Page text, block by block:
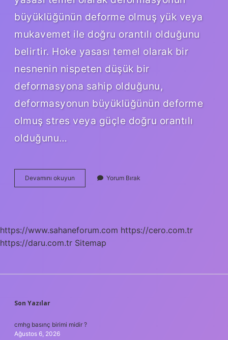
büyüklüğünün deforme olmuş yük veya
mukavemet ile doğru orantılı olduğunu
belirtir. Hoke yasası temel olarak bir
nesnenin nispeten düşük bir
deformasyona sahip olduğunu,
deformasyonun büyüklüğünün deforme
olmuş stres veya güçle doğru orantılı
olduğunu…
Devamını okuyun Orantılılık
Sınırı
Yorum Bırak
https://www.sahaneforum.com https://cero.com.tr
https://daru.com.tr Sitemap
SIDEBAR
Son Yazılar
cmhg basınç birimi midir ?
Ağustos 6, 2026